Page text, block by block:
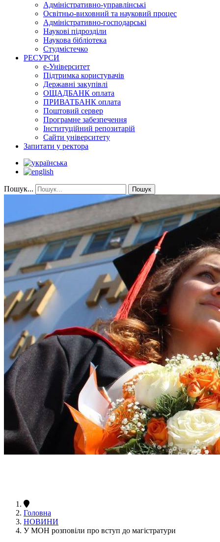
Адміністративно-управлінські
Освітньо-виховний та науковий процес
Адміністративно-господарські
Наукові підрозділи
Наукова бібліотека
Студмістечко
РЕСУРСИ
е-Університет
Підтримка користувачів
Державні закупівлі
ОЩАДБАНК оплата
ПРИВАТБАНК оплата
Поштовий сервер
Програмне забезпечення
Інституційний репозитарій
Сайти університету
Запитати у ректора
Пошук... Пошук
Головна
НОВИНИ
У МОН розповіли про вступ до магістратури